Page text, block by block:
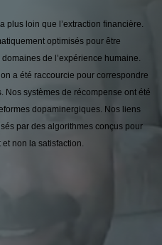
plus loin que l’extraction financière.
optimisés pour être
de l’expérience humaine.
a été raccourcie pour correspondre
Nos systèmes de récompense ont été
dopaminergiques. Nos liens
par des algorithmes conçus pour
non la satisfaction.